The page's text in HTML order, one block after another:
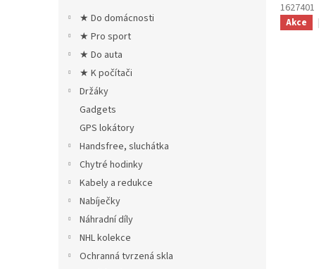
★ Do domácnosti
★ Pro sport
★ Do auta
★ K počítači
Držáky
Gadgets
GPS lokátory
Handsfree, sluchátka
Chytré hodinky
Kabely a redukce
Nabíječky
Náhradní díly
NHL kolekce
Ochranná tvrzená skla
1627401
Akce